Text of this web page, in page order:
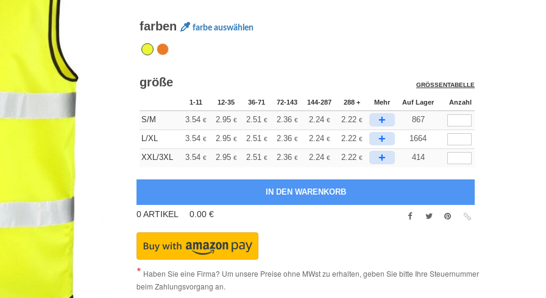
farben farbe auswählen
größe GRÖSSENTABELLE
1-11 12-35 36-71 72-143 144-287 288 + Mehr Auf Lager Anzahl
S/M 3.54 € 2.95 € 2.51 € 2.36 € 2.24 € 2.22 € + 867
L/XL 3.54 € 2.95 € 2.51 € 2.36 € 2.24 € 2.22 € + 1664
XXL/3XL 3.54 € 2.95 € 2.51 € 2.36 € 2.24 € 2.22 € + 414
0ARTIKEL 0.00 €
Haben Sie eine Firma? Um unsere Preise ohne MWst zu erhalten, geben Sie bitte Ihre Steuernummer
beim Zahlungsvorgang an.